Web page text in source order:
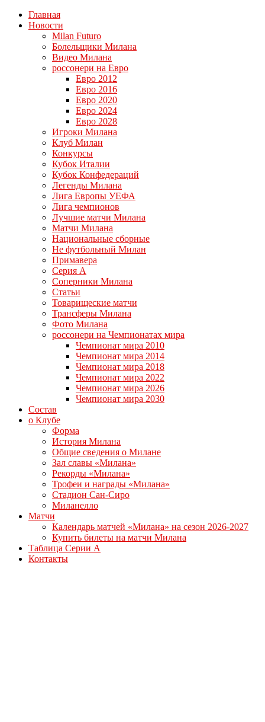
Главная
Новости
Milan Futuro
Болельщики Милана
Видео Милана
россонери на Евро
Евро 2012
Евро 2016
Евро 2020
Евро 2024
Евро 2028
Игроки Милана
Клуб Милан
Конкурсы
Кубок Италии
Кубок Конфедераций
Легенды Милана
Лига Европы УЕФА
Лига чемпионов
Лучшие матчи Милана
Матчи Милана
Национальные сборные
Не футбольный Милан
Примавера
Серия А
Соперники Милана
Статьи
Товарищеские матчи
Трансферы Милана
Фото Милана
россонери на Чемпионатах мира
Чемпионат мира 2010
Чемпионат мира 2014
Чемпионат мира 2018
Чемпионат мира 2022
Чемпионат мира 2026
Чемпионат мира 2030
Состав
о Клубе
Форма
История Милана
Общие сведения о Милане
Зал славы «Милана»
Рекорды «Милана»
Трофеи и награды «Милана»
Стадион Сан-Сиро
Миланелло
Матчи
Календарь матчей «Милана» на сезон 2026-2027
Купить билеты на матчи Милана
Таблица Серии А
Контакты